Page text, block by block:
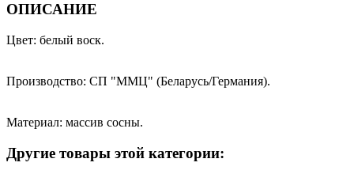
ОПИСАНИЕ
Цвет: белый воск.
Производство: СП "ММЦ" (Беларусь/Германия).
Материал: массив сосны.
Другие товары этой категории: